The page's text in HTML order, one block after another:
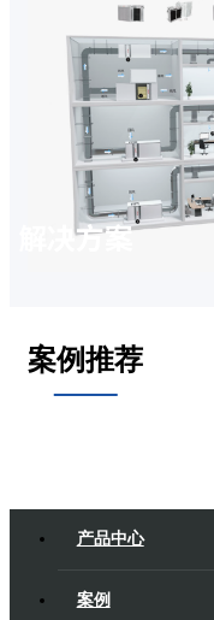
解决方案
案例推荐
产品中心
案例